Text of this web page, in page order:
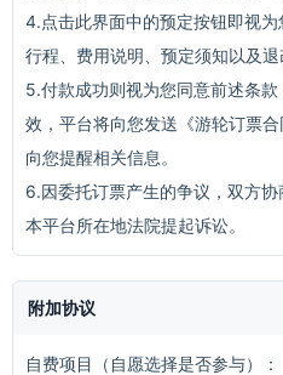
4.点击此界面中的预定按钮即视
行程、费用说明、预定须知以及退
5.付款成功则视为您同意前述条
效，平台将向您发送《游轮订票
向您提醒相关信息。
6.因委托订票产生的争议，双方
本平台所在地法院提起诉讼。
附加协议
自费项目（自愿选择是否参与）：